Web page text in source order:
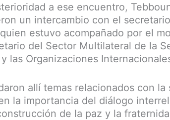
a ese encuentro,
un intercambio con el
estuvo acompañado por el
del Sector Multilateral de la
las Organizaciones
allí temas relacionados con
la importancia del diálogo
de la paz y la